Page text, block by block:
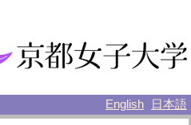
English 日本語